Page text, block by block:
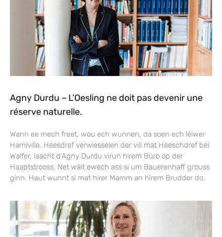
Agny Durdu – L’Oesling ne doit pas devenir une
réserve naturelle.
Wann ee mech freet, wou ech wunnen, da soen ech léiwer
Hamiville. Heesdref verwiesselen der vill mat Heeschdref bei
Walfer, laacht d’Agny Durdu virun hirem Büro op der
Haaptstrooss. Net wäit ewech ass si um Bauerenhaff grouss
ginn. Haut wunnt si mat hirer Mamm an hirem Brudder do.